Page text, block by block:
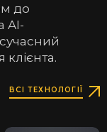
до
AI-
клієнта.
ВСІ ТЕХНОЛОГІЇ